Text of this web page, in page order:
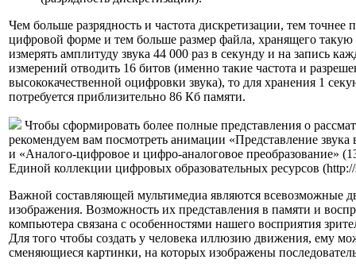
Чем больше разрядность и частота дискретизации, тем точнее
цифровой форме и тем больше размер файла, хранящего
измерять амплитуду звука 44 000 раз в секунду и на запись
измерений отводить 16 битов (именно такие частота и
высококачественной оцифровки звука), то для хранения 1
потребуется приблизительно 86 Кб памяти.
Чтобы сформировать более полные представления о
рекомендуем вам посмотреть анимации «Представление
и «Аналого-цифровое и цифро-аналоговое преобразование»
Единой коллекции цифровых образовательных ресурсов
Важной составляющей мультимедиа являются всевозможные
изображения. Возможность их представления в памяти и
компьютера связана с особенностями нашего восприятия
Для того чтобы создать у человека иллюзию движения, ему
сменяющиеся картинки, на которых изображены